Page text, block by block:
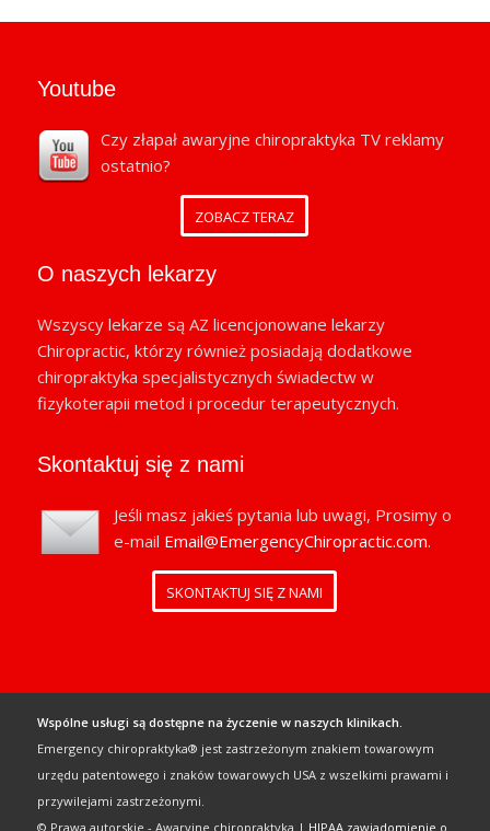
Youtube
Czy złapał awaryjne chiropraktyka TV reklamy
ostatnio?
ZOBACZ TERAZ
O naszych lekarzy
Wszyscy lekarze są AZ licencjonowane lekarzy
Chiropractic, którzy również posiadają dodatkowe
chiropraktyka specjalistycznych świadectw w
fizykoterapii metod i procedur terapeutycznych.
Skontaktuj się z nami
Jeśli masz jakieś pytania lub uwagi, Prosimy o
e-mail Email@EmergencyChiropractic.com.
SKONTAKTUJ SIĘ Z NAMI
Wspólne usługi są dostępne na życzenie w naszych klinikach.
Emergency chiropraktyka® jest zastrzeżonym znakiem towarowym
urzędu patentowego i znaków towarowych USA z wszelkimi prawami i
przywilejami zastrzeżonymi.
© Prawa autorskie - Awaryjne chiropraktyka | HIPAA zawiadomienie o